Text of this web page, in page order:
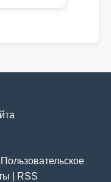
Пользовательское
RSS